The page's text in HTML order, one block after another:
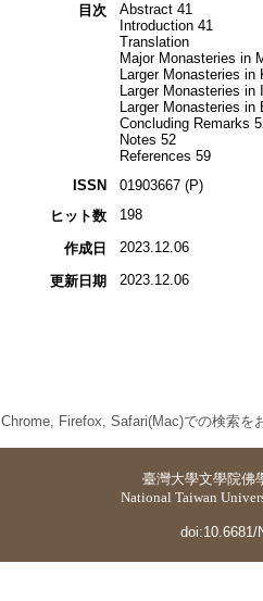
目次
Abstract 41
Introduction 41
Translation
Major Monasteries in
Larger Monasteries in
Larger Monasteries in
Larger Monasteries in
Concluding Remarks
Notes 52
References 59
ISSN
01903667 (P)
ヒット数
198
作成日 2023.12.06
更新日期 2023.12.06
Chrome, Firefox, Safari(Mac)での検索を
臺灣大學文學院佛
National Taiwan
doi:10.6681/